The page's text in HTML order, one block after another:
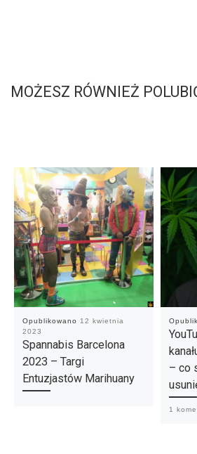
MOŻESZ RÓWNIEŻ
Opublikowano
12 kwietnia
2023
Spannabis Barcelona
2023 – Targi
Entuzjastów Marihuany
– co
1